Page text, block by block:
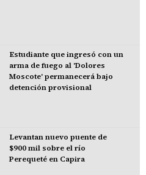
Estudiante que ingresó con un
arma de fuego al 'Dolores
Moscote' permanecerá bajo
detención provisional
Levantan nuevo puente de
$900 mil sobre el río
Perequeté en Capira